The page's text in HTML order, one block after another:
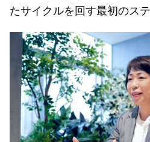
たサイクルを回す最初のス